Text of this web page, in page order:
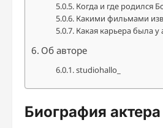
Когда и где родился
Какими фильмами
Какая карьера была у
Об авторе
studiohallo_
Биография